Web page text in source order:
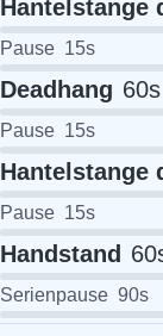
Hantelstange
Pause 15s
Deadhang 60s
Pause 15s
Hantelstange
Pause 15s
Handstand 60
Serienpause 90s